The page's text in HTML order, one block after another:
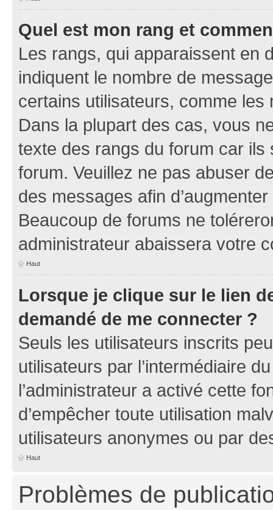
Quel est mon rang et
Les rangs, qui apparaissent en
indiquent le nombre de
certains utilisateurs, comme
Dans la plupart des cas, vous
texte des rangs du forum car ils
forum. Veuillez ne pas abuser
des messages afin
Beaucoup de forums ne
administrateur abaissera votre
Haut
Lorsque je clique sur le lien
demandé de me connecter ?
Seuls les utilisateurs inscrits
utilisateurs par l’intermédiaire
l’administrateur a activé cette
d’empêcher toute utilisation
utilisateurs anonymes ou par
Haut
Problèmes de